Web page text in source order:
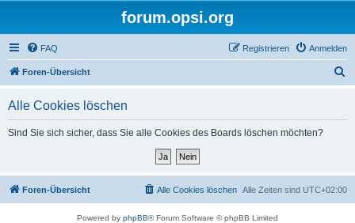
forum.opsi.org
FAQ Anmelden
Registrieren
Foren-Übersicht
Alle Cookies löschen
Sind Sie sich sicher, dass Sie alle Cookies des Boards löschen möchten?
Foren-Übersicht Alle Zeiten sind UTC+02:00
Alle Cookies löschen
Powered by phpBB® Forum Software © phpBB Limited